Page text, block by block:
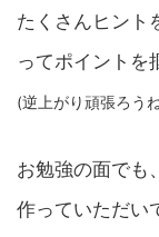
たくさんヒント
ってポイントを
(逆上がり頑張ろう
お勉強の面でも
作っていただい